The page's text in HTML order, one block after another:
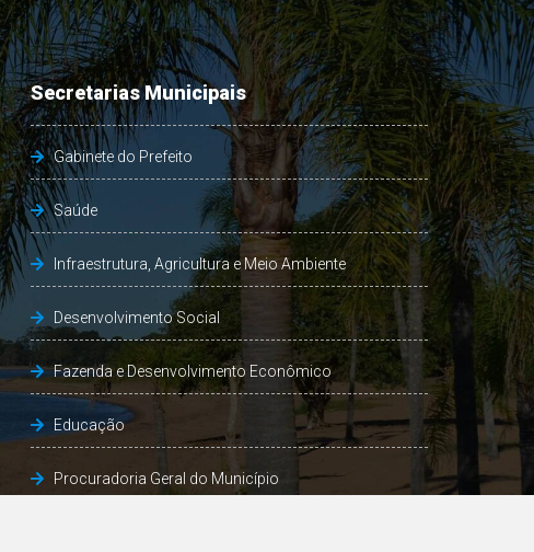
Secretarias Municipais
Gabinete do Prefeito
Saúde
Infraestrutura, Agricultura e Meio Ambiente
Desenvolvimento Social
Fazenda e Desenvolvimento Econômico
Educação
Procuradoria Geral do Município